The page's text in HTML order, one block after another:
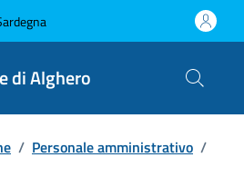
di Alghero
/ Personale amministrativo /